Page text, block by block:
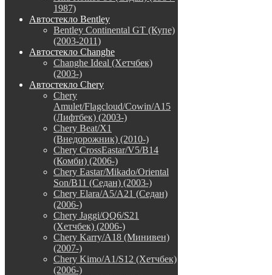
1987)
Автостекло Bentley
Bentley Continental GT (Купе)
(2003-2011)
Автостекло Changhe
Changhe Ideal (Хетчбек)
(2003-)
Автостекло Chery
Chery
Amulet/Flagcloud/Cowin/A15
(Лифтбек) (2003-)
Chery Beat/X1
(Внедорожник) (2010-)
Chery CrossEastar/V5/B14
(Комби) (2006-)
Chery Eastar/Mikado/Oriental
Son/B11 (Седан) (2003-)
Chery Elara/A5/A21 (Седан)
(2006-)
Chery Jaggi/QQ6/S21
(Хетчбек) (2006-)
Chery Karry/A18 (Минивен)
(2007-)
Chery Kimo/A1/S12 (Хетчбек)
(2006-)